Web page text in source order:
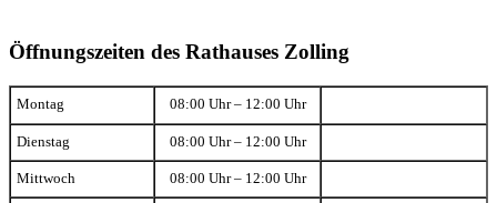
Öffnungszeiten des Rathauses Zolling
Montag 08:00 Uhr – 12:00 Uhr
Dienstag 08:00 Uhr – 12:00 Uhr
Mittwoch 08:00 Uhr – 12:00 Uhr